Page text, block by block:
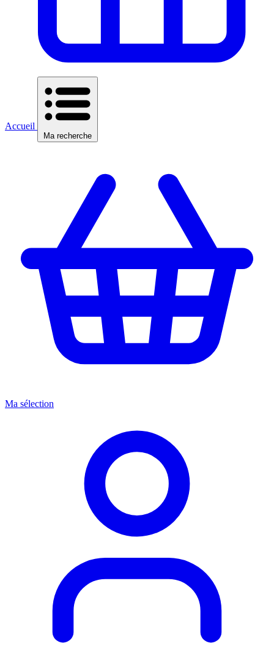
Accueil
Ma recherche
Ma sélection